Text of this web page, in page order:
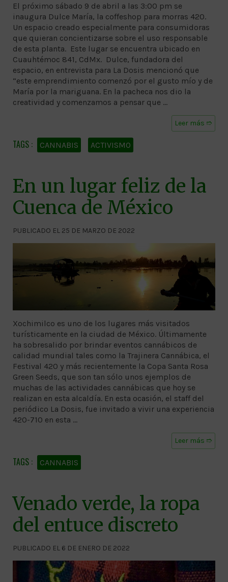
El próximo sábado 9 de abril a las 3:00 pm se
inaugura Dulce María, la coffeshop para morras 420.
Un espacio creado especialmente para consumidoras
que quieran concientizarse sobre el uso responsable
de esta planta. Este lugar se encuentra ubicado en
Cuauhtémoc 841, CdMx. Dulce, fundadora del
espacio, en entrevista para La Dosis mencionó que
“este emprendimiento comenzó por el gusto mío y de
María por la mariguana. En la pacheca nos dio la
creatividad y comenzamos a pensar que …
Leer más ➱
CANNABIS ACTIVISMO
En un lugar feliz de la
Cuenca de México
PUBLICADO EL 25 DE MARZO DE 2022
Xochimilco es uno de los lugares más visitados
turísticamente en la ciudad de México. Últimamente
ha sobresalido por brindar eventos cannábicos de
calidad mundial tales como la Trajinera Cannábica, el
Festival 420 y más recientemente la Copa Santa Rosa
Green Seeds, que son tan sólo unos ejemplos de
muchas de las actividades cannábicas que hoy se
realizan en esta alcaldía. En esta ocasión, el staff del
periódico La Dosis, fue invitado a vivir una experiencia
420-710 en esta …
Leer más ➱
CANNABIS
Venado verde, la ropa
del entuce discreto
PUBLICADO EL 6 DE ENERO DE 2022